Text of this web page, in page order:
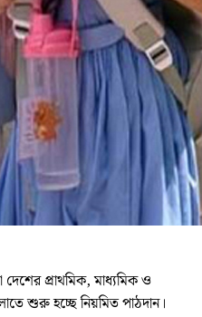
প্রাথমিক, মাধ্যমিক ও
শুরু হচ্ছে নিয়মিত পাঠদান।